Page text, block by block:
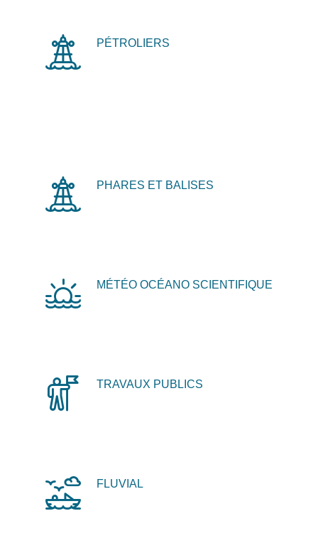
PÉTROLIERS
PHARES ET BALISES
MÉTÉO OCÉANO SCIENTIFIQUE
TRAVAUX PUBLICS
FLUVIAL